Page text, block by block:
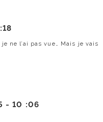
ne l’ai pas vue… Mais je vais
-10 :06